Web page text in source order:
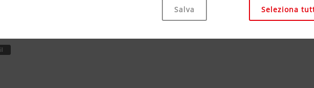
per l'utente. Ciò riguarda sia funzioni di base come la navigazione del sito web,
su Vostro browser o la richiesta del Vostro consenso. Questo sito web non
Salva Seleziona